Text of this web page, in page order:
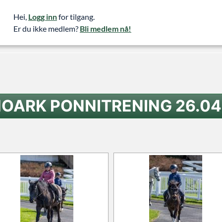
Hei, Logg innfor tilgang.
Er du ikke medlem? Bli medlem nå!
L/E-
D-
PONNITRENING